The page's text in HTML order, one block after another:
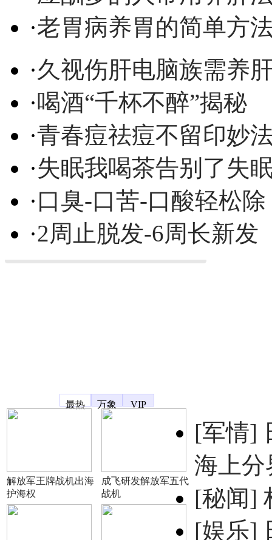
·老胃病养胃的简单方
·久视伤肝电脑族需养
·喝酒“千杯不醉”揭秘
·青春痘祛痘不留印妙
·失眠我喝茶告别了失
·口臭-口苦-口酸轻松除
·2周止脱发-6周长新发
最热
万象 VIP
解放军王牌战机出海
护海权
成飞研发解放军五代
战机
[军情]
海上分
[秘闻]
[娱乐]